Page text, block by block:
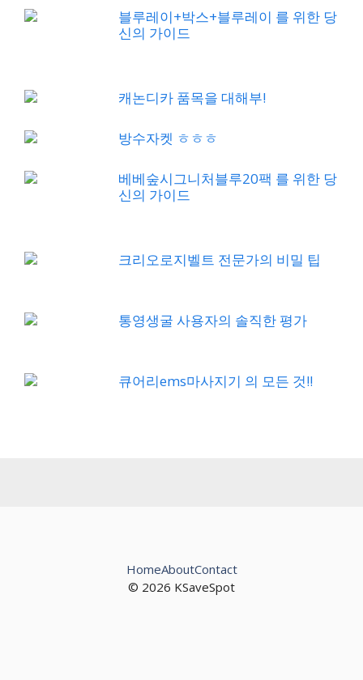
블루레이+박스+블루레이 를 위한 당
신의 가이드
캐논디카 품목을 대해부!
방수자켓 ㅎㅎㅎ
베베숲시그니처블루20팩 를 위한 당
신의 가이드
크리오로지벨트 전문가의 비밀 팁
통영생굴 사용자의 솔직한 평가
큐어리ems마사지기 의 모든 것!!
© 2026 KSaveSpot
HomeAboutContact